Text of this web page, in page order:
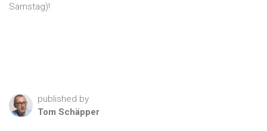
Samstag)!
published by
Tom Schäpper